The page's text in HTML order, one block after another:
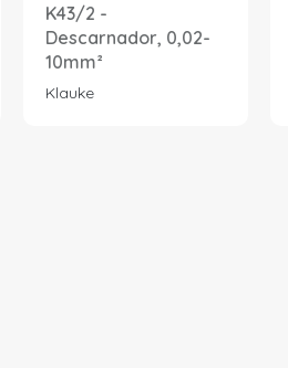
K43/2 -
Descarnador, 0,02-
10mm²
Klauke